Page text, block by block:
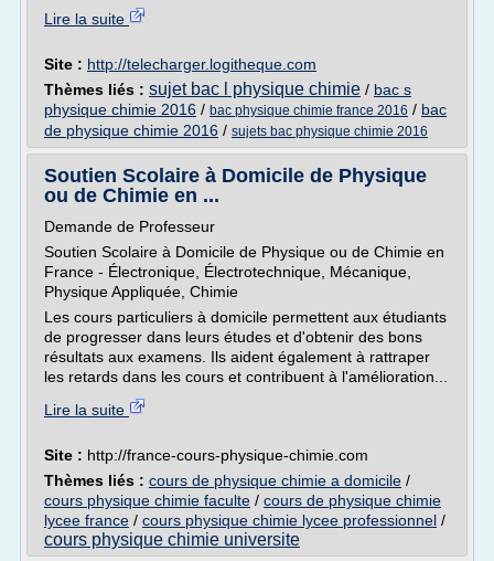
Lire la suite
Site : http://telecharger.logitheque.com
Thèmes liés : sujet bac l physique chimie / bac s
physique chimie 2016 / bac physique chimie france 2016 / bac
de physique chimie 2016 / sujets bac physique chimie 2016
Soutien Scolaire à Domicile de Physique
ou de Chimie en ...
Demande de Professeur
Soutien Scolaire à Domicile de Physique ou de Chimie en
France - Électronique, Électrotechnique, Mécanique,
Physique Appliquée, Chimie
Les cours particuliers à domicile permettent aux étudiants
de progresser dans leurs études et d'obtenir des bons
résultats aux examens. Ils aident également à rattraper
les retards dans les cours et contribuent à l'amélioration...
Lire la suite
Site : http://france-cours-physique-chimie.com
Thèmes liés : cours de physique chimie a domicile /
cours physique chimie faculte / cours de physique chimie
lycee france / cours physique chimie lycee professionnel /
cours physique chimie universite